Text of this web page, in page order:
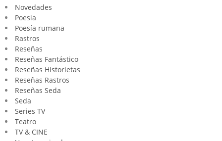
Novedades
Poesia
Poesía rumana
Rastros
Reseñas
Reseñas Fantástico
Reseñas Historietas
Reseñas Rastros
Reseñas Seda
Seda
Series TV
Teatro
TV & CINE